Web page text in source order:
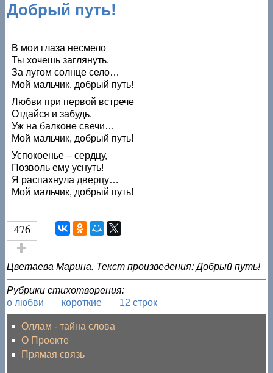
Добрый путь!
В мои глаза несмело
Ты хочешь заглянуть.
За лугом солнце село…
Мой мальчик, добрый путь!
Любви при первой встрече
Отдайся и забудь.
Уж на балконе свечи…
Мой мальчик, добрый путь!
Успокоенье – сердцу,
Позволь ему уснуть!
Я распахнула дверцу…
Мой мальчик, добрый путь!
476
Голос за!
Цветаева Марина. Текст произведения: Добрый путь!
Рубрики стихотворения:
о любви
короткие 12 строк
Оллам - тайна слова
О Проекте
Прямая связь